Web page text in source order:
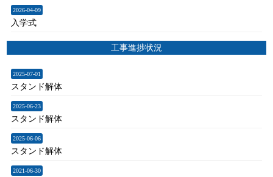
2026-04-09
入学式
工事進捗状況
2025-07-01
スタンド解体
2025-06-23
スタンド解体
2025-06-06
スタンド解体
2021-06-30